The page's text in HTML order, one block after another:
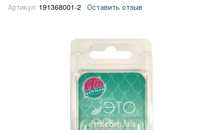
Артикул: 191368001-2 Оставить отзыв